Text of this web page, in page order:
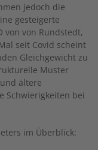
jedoch die
gesteigerte
von von Rundstedt,
seit Covid scheint
Gleichgewicht zu
Muster
ältere
Schwierigkeiten bei
im Überblick: